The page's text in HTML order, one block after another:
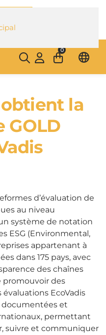
0
obtient la
GOLD
d’évaluation de
au niveau
système de notation
ESG (Environmental,
appartenant à
dans 175 pays, avec
des chaînes
promouvoir des
évaluations EcoVadis
documentées et
permettant
suivre et communiquer